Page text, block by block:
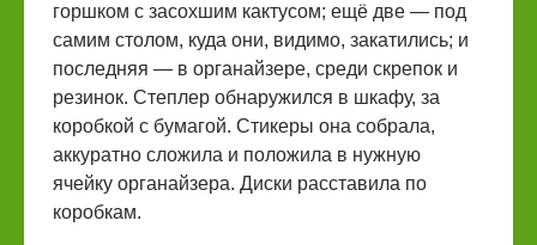
горшком с засохшим кактусом; ещё две — под
самим столом, куда они, видимо, закатились; и
последняя — в органайзере, среди скрепок и
резинок. Степлер обнаружился в шкафу, за
коробкой с бумагой. Стикеры она собрала,
аккуратно сложила и положила в нужную
ячейку органайзера. Диски расставила по
коробкам.